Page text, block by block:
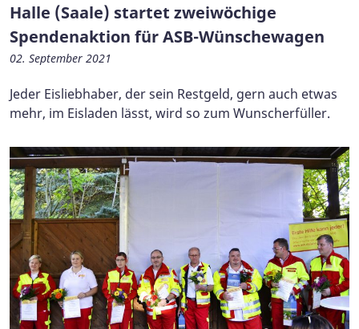
Halle (Saale) startet zweiwöchige
Spendenaktion für ASB-Wünschewagen
02. September 2021
Jeder Eisliebhaber, der sein Restgeld, gern auch etwas
mehr, im Eisladen lässt, wird so zum Wunscherfüller.